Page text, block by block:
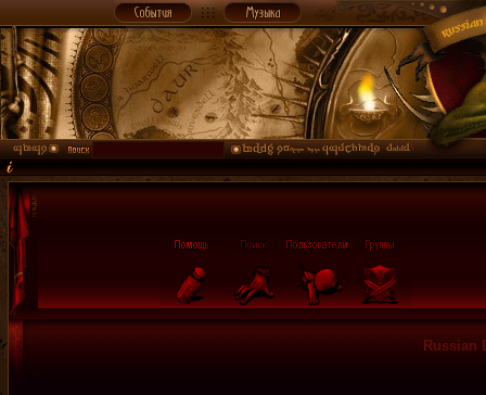
Russian